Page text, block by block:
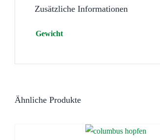
Zusätzliche Informationen
Gewicht
Ähnliche Produkte